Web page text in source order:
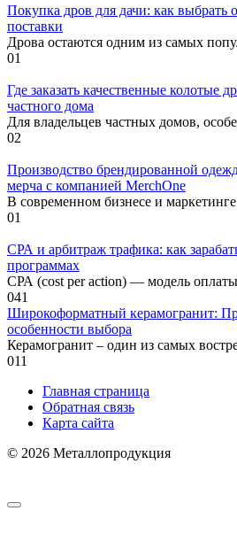
Покупка дров для дачи: как выбрать
поставки
Дрова остаются одним из самых
01
Где заказать качественные колотые
частного дома
Для владельцев частных домов,
02
Производство брендированной
мерча с компанией MerchOne
В современном бизнесе и
01
СРА и арбитраж трафика: как
программах
СРА (cost per action) — модель оплаты
041
Широкоформатный керамогранит:
особенности выбора
Керамогранит – один из самых
011
Главная страница
Обратная связь
Карта сайта
© 2026 Металлопродукция